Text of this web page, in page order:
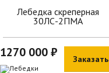
Лебедка скреперная
30ЛС-2ПМА
1270 000 ₽ Заказать